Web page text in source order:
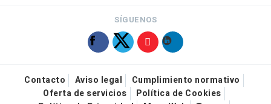
SÍGUENOS
Contacto Aviso legal
Cumplimiento normativo
Oferta de servicios
Política de Cookies